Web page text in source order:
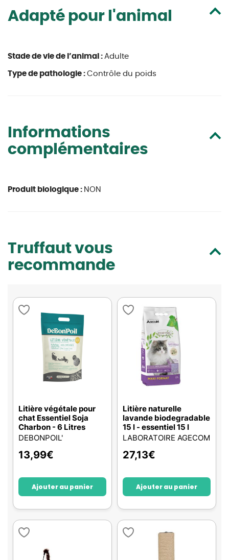
Adapté pour l'animal
Stade de vie de l’animal : Adulte
Type de pathologie : Contrôle du poids
Informations
complémentaires
Produit biologique : NON
Truffaut vous
recommande
Litière végétale pour
chat Essentiel Soja
Charbon - 6 Litres
DEBONPOIL'
13,99€
Ajouter au panier
Litière naturelle
lavande biodegradable
15 l - essentiel 15 l
LABORATOIRE AGECOM
27,13€
Ajouter au panier